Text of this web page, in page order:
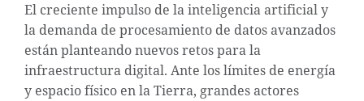
El creciente impulso de la inteligencia artificial y
la demanda de procesamiento de datos avanzados
están planteando nuevos retos para la
infraestructura digital. Ante los límites de energía
y espacio físico en la Tierra, grandes actores